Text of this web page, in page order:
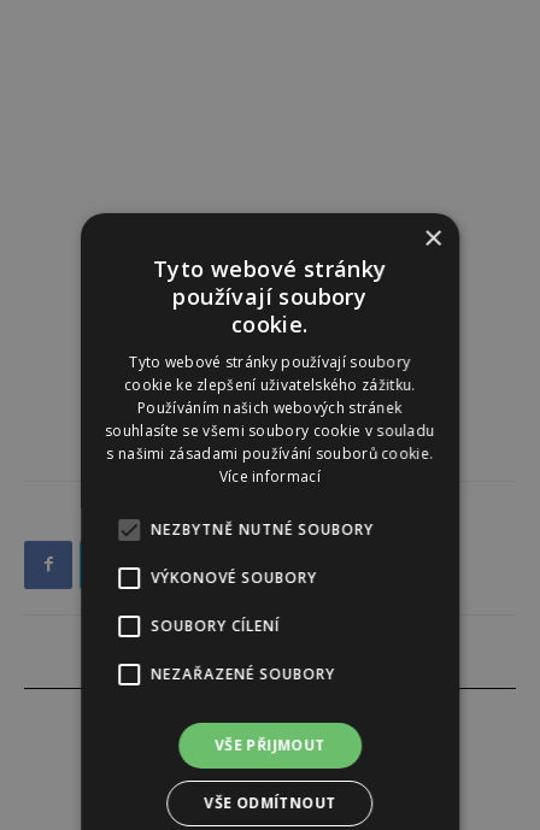
Redakce
×
Tyto webové stránky
používají soubory
cookie.
Tyto webové stránky používají soubory
cookie ke zlepšení uživatelského zážitku.
Používáním našich webových stránek
souhlasíte se všemi soubory cookie v souladu
s našimi zásadami používání souborů cookie.
Více informací
NEZBYTNĚ NUTNÉ SOUBORY
VÝKONOVÉ SOUBORY
SOUBORY CÍLENÍ
NEZAŘAZENÉ SOUBORY
VŠE PŘIJMOUT
VŠE ODMÍTNOUT